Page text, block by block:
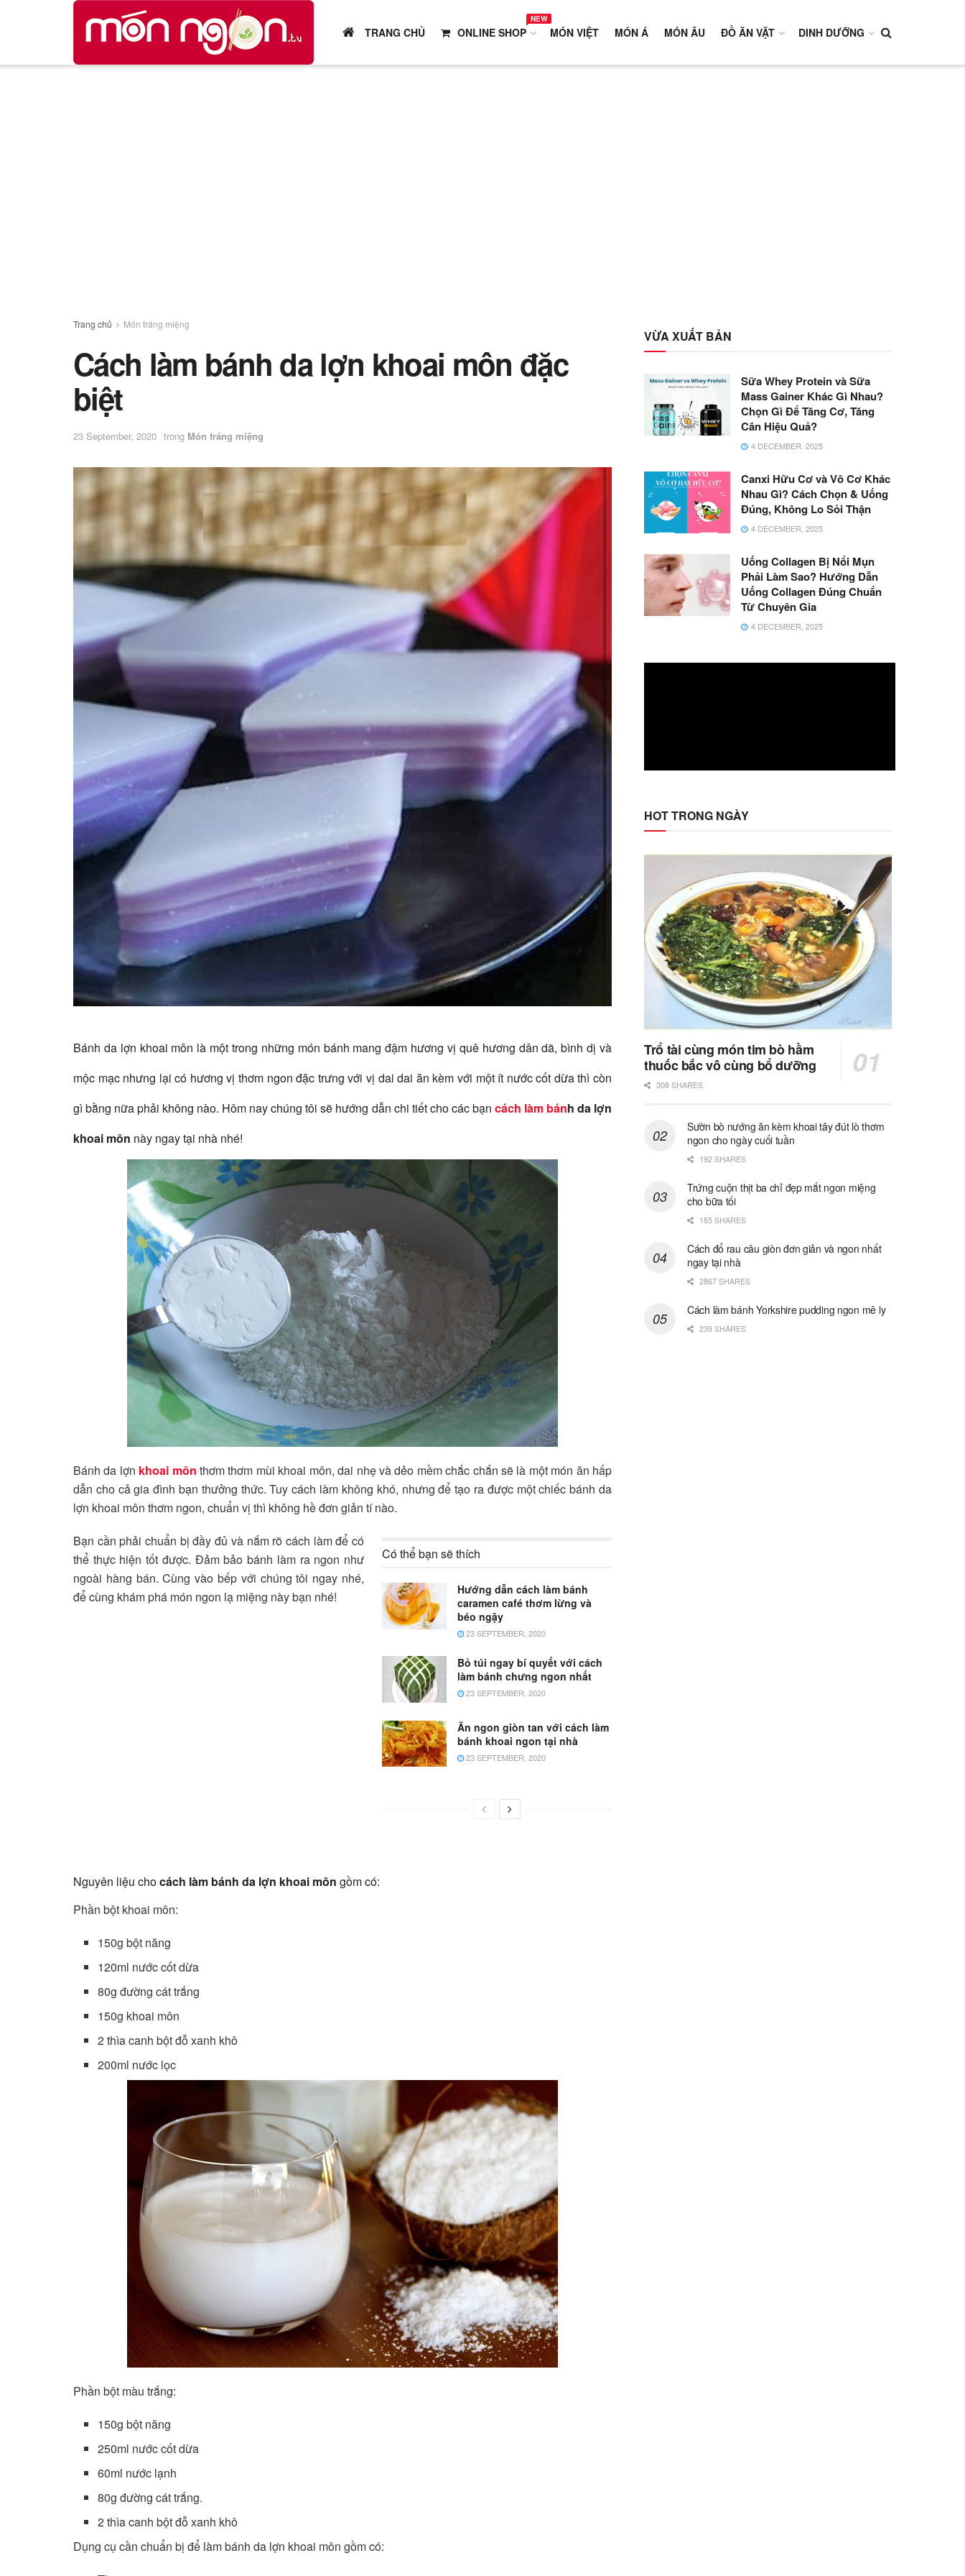
TRANG CHỦ ONLINE SHOP
NEW
MÓN VIỆT MÓN Á MÓN ÂU ĐỒ ĂN VẶT DINH DƯỠNG
Trang chủ Món tráng miệng
Cách làm bánh da lợn khoai môn đặc
biệt
23 September, 2020 trong Món tráng miệng
Bánh da lợn khoai môn là một trong những món bánh mang đậm hương vị quê hương dân dã, bình dị và
mộc mạc nhưng lại có hương vị thơm ngon đặc trưng với vị dai dai ăn kèm với một ít nước cốt dừa thì còn
gì bằng nữa phải không nào. Hôm nay chúng tôi sẽ hướng dẫn chi tiết cho các bạn cách làm bánh da lợn
khoai môn này ngay tại nhà nhé!
Bánh da lợn khoai môn thơm thơm mùi khoai môn, dai nhẹ và dẻo mềm chắc chắn sẽ là một món ăn hấp
dẫn cho cả gia đình bạn thưởng thức. Tuy cách làm không khó, nhưng để tạo ra được một chiếc bánh da
lợn khoai môn thơm ngon, chuẩn vị thì không hề đơn giản tí nào.
Có thể bạn sẽ thích
Hướng dẫn cách làm bánh
caramen café thơm lừng và
béo ngậy
23 SEPTEMBER, 2020
Bỏ túi ngay bí quyết với cách
làm bánh chưng ngon nhất
23 SEPTEMBER, 2020
Ăn ngon giòn tan với cách làm
bánh khoai ngon tại nhà
23 SEPTEMBER, 2020
Bạn cần phải chuẩn bị đầy đủ và nắm rõ cách làm để có
thể thực hiện tốt được. Đảm bảo bánh làm ra ngon như
ngoài hàng bán. Cùng vào bếp với chúng tôi ngay nhé,
để cùng khám phá món ngon lạ miệng này bạn nhé!
Nguyên liệu chocách làm bánh da lợn khoai môn gồm có:
Phần bột khoai môn:
150g bột năng
120ml nước cốt dừa
80g đường cát trắng
150g khoai môn
2 thìa canh bột đỗ xanh khô
200ml nước lọc
Phần bột màu trắng:
150g bột năng
250ml nước cốt dừa
60ml nước lạnh
80g đường cát trắng.
2 thìa canh bột đỗ xanh khô
Dụng cụ cần chuẩn bị để làm bánh da lợn khoai môn gồm có:
VỪA XUẤT BẢN
Sữa Whey Protein và Sữa
Mass Gainer Khác Gì Nhau?
Chọn Gì Để Tăng Cơ, Tăng
Cân Hiệu Quả?
4 DECEMBER, 2025
Canxi Hữu Cơ và Vô Cơ Khác
Nhau Gì? Cách Chọn & Uống
Đúng, Không Lo Sỏi Thận
4 DECEMBER, 2025
Uống Collagen Bị Nổi Mụn
Phải Làm Sao? Hướng Dẫn
Uống Collagen Đúng Chuẩn
Từ Chuyên Gia
4 DECEMBER, 2025
HOT TRONG NGÀY
Trổ tài cùng món tim bò hầm
thuốc bắc vô cùng bổ dưỡng
308 SHARES
Sườn bò nướng ăn kèm khoai tây đút lò thơm
ngon cho ngày cuối tuần
192 SHARES
Trứng cuộn thịt ba chỉ đẹp mắt ngon miệng
cho bữa tối
185 SHARES
Cách đổ rau câu giòn đơn giản và ngon nhất
ngay tại nhà
2867 SHARES
Cách làm bánh Yorkshire pudding ngon mê ly
239 SHARES